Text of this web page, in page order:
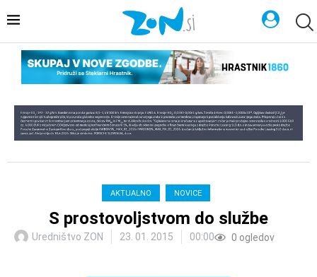
AKTUALNO NOVICE
S prostovoljstvom do službe
Uredništvo ZON 23. 01. 2015 00:00 0 ogledov